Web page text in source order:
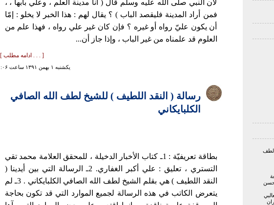
لطف
لأن النبي صلى الله عليه وسلّم قال ( أنا مدينة العلم ، وعلي بابها ، ،
فمن أراد المدينة فليقصد الباب ) ؟ يقال لهم : هذا الخبر لا يخلو : إمّا
أن يكون عليّ رواه أو غيره ؟ فإن كان غير علي رواه ، فهذا علم من
العلوم قد علمناه من غير الباب ، وإذا جاز أن...
[ . . . ادامه مطلب ]
يكشنبه ۱ بهمن ۱۳۹۱ ساعت ۰:۰۶
رسالة ( النقد اللطيف ) للشيخ لطف الله الصافي
الكلبايكاني
بطاقة تعريفيّة : 1ـ كتاب الأخبار الدخيلة ، للمحقق العلامة محمد تقي
التستري ، تعليق : علي أكبر الغفاري. 2ـ الرسالة التي بين أيدينا (
النقد اللطيف ) هي بقلم الشيخ لطف الله الصافي الكلبايكاني . 3ـ لم
يتعرض الكاتب في هذه الرسالة لجميع الموارد التي قد تكون بحاجة